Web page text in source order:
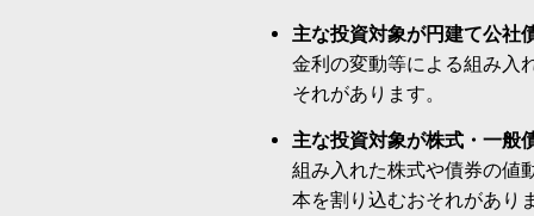
主な投資対象が円建て公社
金利の変動等による組み入
それがあります。
主な投資対象が株式・一般
組み入れた株式や債券の値
本を割り込むおそれがあり